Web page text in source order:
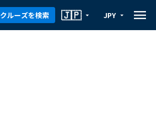
クルーズを検索 arrow_drop_down
🇯🇵 arrow_drop_down
JPY menu